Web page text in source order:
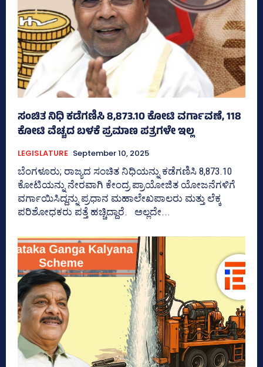
ಸಂಚಿತ ನಿಧಿ ಕಡೆಗಣಿಸಿ 8,873.10 ಕೋಟಿ ವರ್ಗಾವಣೆ, 118
ಕೋಟಿ ವೆಚ್ಚದ ಬಳಕೆ ಪ್ರಮಾಣ ಪತ್ರಗಳೇ ಇಲ್ಲ
LEGISLATURE September 10, 2025
ಬೆಂಗಳೂರು; ರಾಜ್ಯದ ಸಂಚಿತ ನಿಧಿಯನ್ನು ಕಡೆಗಣಿಸಿ 8,873.10
ಕೋಟಿಯನ್ನು ನೇರವಾಗಿ ಕೇಂದ್ರ ಪ್ರಾಯೋಜಿತ ಯೋಜನೆಗಳಿಗೆ
ವರ್ಗಾಯಿಸಿದ್ದನ್ನು ಪ್ರಧಾನ ಮಹಾಲೇಖಪಾಲರು ಮತ್ತು ಲೆಕ್ಕ
ಪರಿಶೋಧಕರು ಪತ್ತೆ ಹಚ್ಚಿದ್ದಾರೆ. ಅಲ್ಲದೇ...